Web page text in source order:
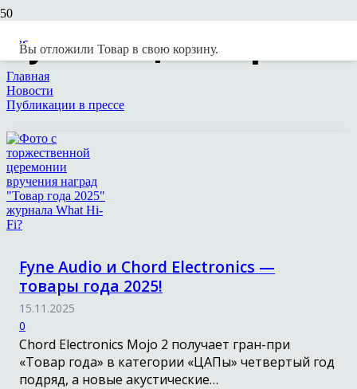
Вы отложили Товар в свою корзину.
Публикации в прессе
Главная
Новости
Публикации в прессе
Fyne Audio и Chord Electronics —
товары года 2025!
15.11.2025
0
Chord Electronics Mojo 2 получает гран-при
«Товар года» в категории «ЦАПы» четвертый год
подряд, а новые акустические…